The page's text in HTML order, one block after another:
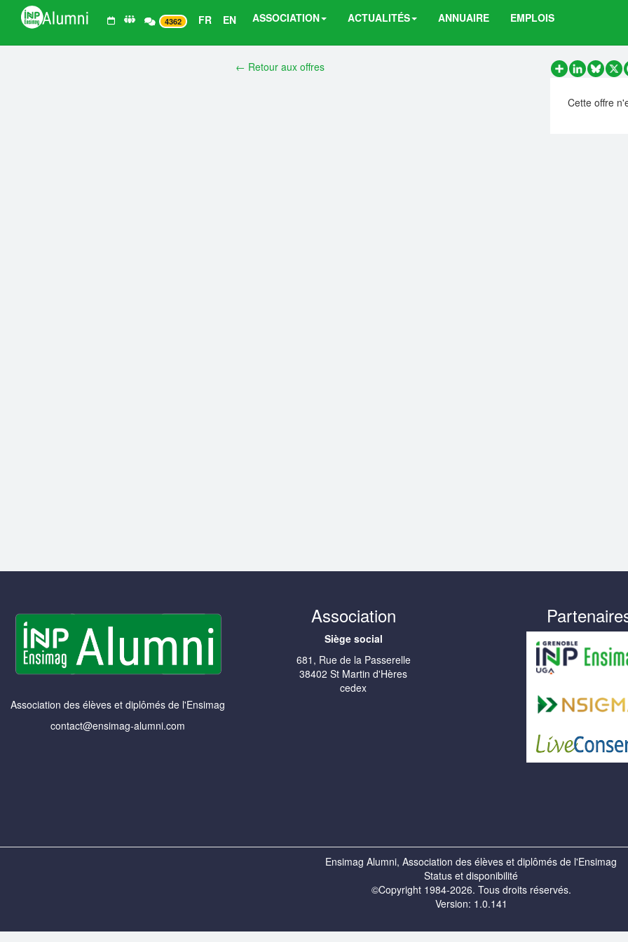
4362 FR EN ASSOCIATION ACTUALITÉS ANNUAIRE EMPLOIS
← Retour aux offres
PartagerLinkedInX
Cette offre
Association des élèves et diplômés de l'Ensimag
contact@ensimag-alumni.com
Association
Siège social
681, Rue de la Passerelle
38402 St Martin d'Hères
cedex
Ensimag Alumni, Association des élèves et diplômés de l'Ensimag
Status et disponibilité
©Copyright 1984-2026. Tous droits réservés.
Version: 1.0.141